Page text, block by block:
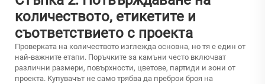
количеството, етикетите и
съответствието с проекта
Проверката на количеството изглежда основна, но тя е един от
най-важните етапи. Поръчките за камъни често включват
различни размери, повърхности, цветове, партиди и зони от
проекта. Купувачът не само трябва да преброи броя на